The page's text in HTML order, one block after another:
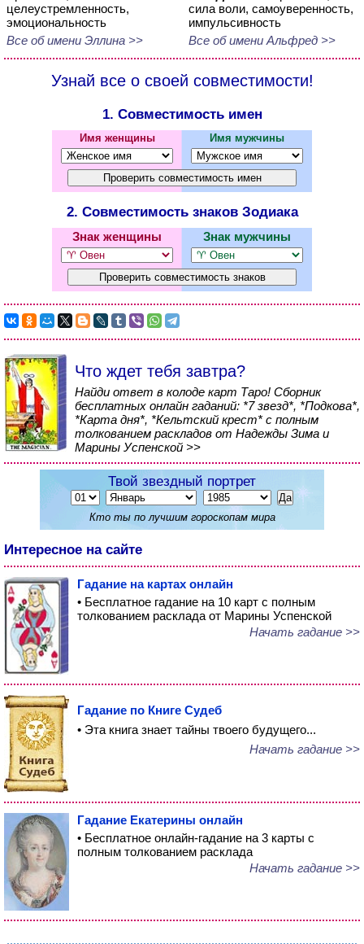
целеустремленность,
эмоциональность
Все об имени Эллина >>
сила воли, самоуверенность,
импульсивность
Все об имени Альфред >>
Узнай все о своей совместимости!
1. Совместимость имен
Имя женщины Имя мужчины
2. Совместимость знаков Зодиака
Знак женщины Знак мужчины
Что ждет тебя завтра?
Найди ответ в колоде карт Таро! Сборник
бесплатных онлайн гаданий: *7 звезд*, *Подкова*,
*Карта дня*, *Кельтский крест* с полным
толкованием раскладов от Надежды Зима и
Марины Успенской >>
Твой звездный портрет
Кто ты по лучшим гороскопам мира
Интересное на сайте
Гадание на картах онлайн
• Бесплатное гадание на 10 карт с полным
толкованием расклада от Марины Успенской
Начать гадание >>
Гадание по Книге Судеб
• Эта книга знает тайны твоего будущего...
Начать гадание >>
Гадание Екатерины онлайн
• Бесплатное онлайн-гадание на 3 карты с
полным толкованием расклада
Начать гадание >>